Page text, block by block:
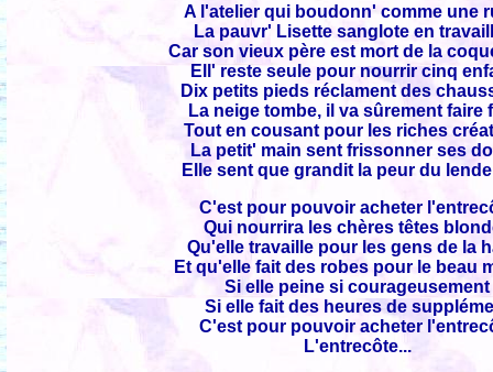
A l'atelier qui boudonn' comme une
La pauvr' Lisette sanglote en
Car son vieux père est mort de la
Ell' reste seule pour nourrir cinq
Dix petits pieds réclament des
La neige tombe, il va sûrement faire
Tout en cousant pour les riches
La petit' main sent frissonner ses
Elle sent que grandit la peur du
C'est pour pouvoir acheter
Qui nourrira les chères têtes
Qu'elle travaille pour les gens de la
Et qu'elle fait des robes pour le beau
Si elle peine si courageusement
Si elle fait des heures de
C'est pour pouvoir acheter
L'entrecôte...